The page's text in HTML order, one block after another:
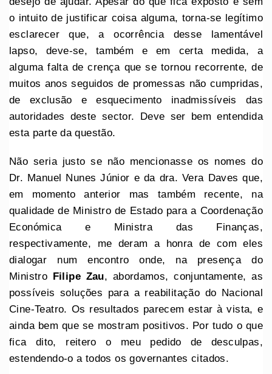
o intuito de justificar coisa alguma, torna-se legítimo
esclarecer que, a ocorrência desse lamentável
lapso, deve-se, também e em certa medida, a
alguma falta de crença que se tornou recorrente, de
muitos anos seguidos de promessas não cumpridas,
de exclusão e esquecimento inadmissíveis das
autoridades deste sector. Deve ser bem entendida
esta parte da questão.
Não seria justo se não mencionasse os nomes do
Dr. Manuel Nunes Júnior e da dra. Vera Daves que,
em momento anterior mas também recente, na
qualidade de Ministro de Estado para a Coordenação
Económica e Ministra das Finanças,
respectivamente, me deram a honra de com eles
dialogar num encontro onde, na presença do
Ministro Filipe Zau, abordamos, conjuntamente, as
possíveis soluções para a reabilitação do Nacional
Cine-Teatro. Os resultados parecem estar à vista, e
ainda bem que se mostram positivos. Por tudo o que
fica dito, reitero o meu pedido de desculpas,
estendendo-o a todos os governantes citados.